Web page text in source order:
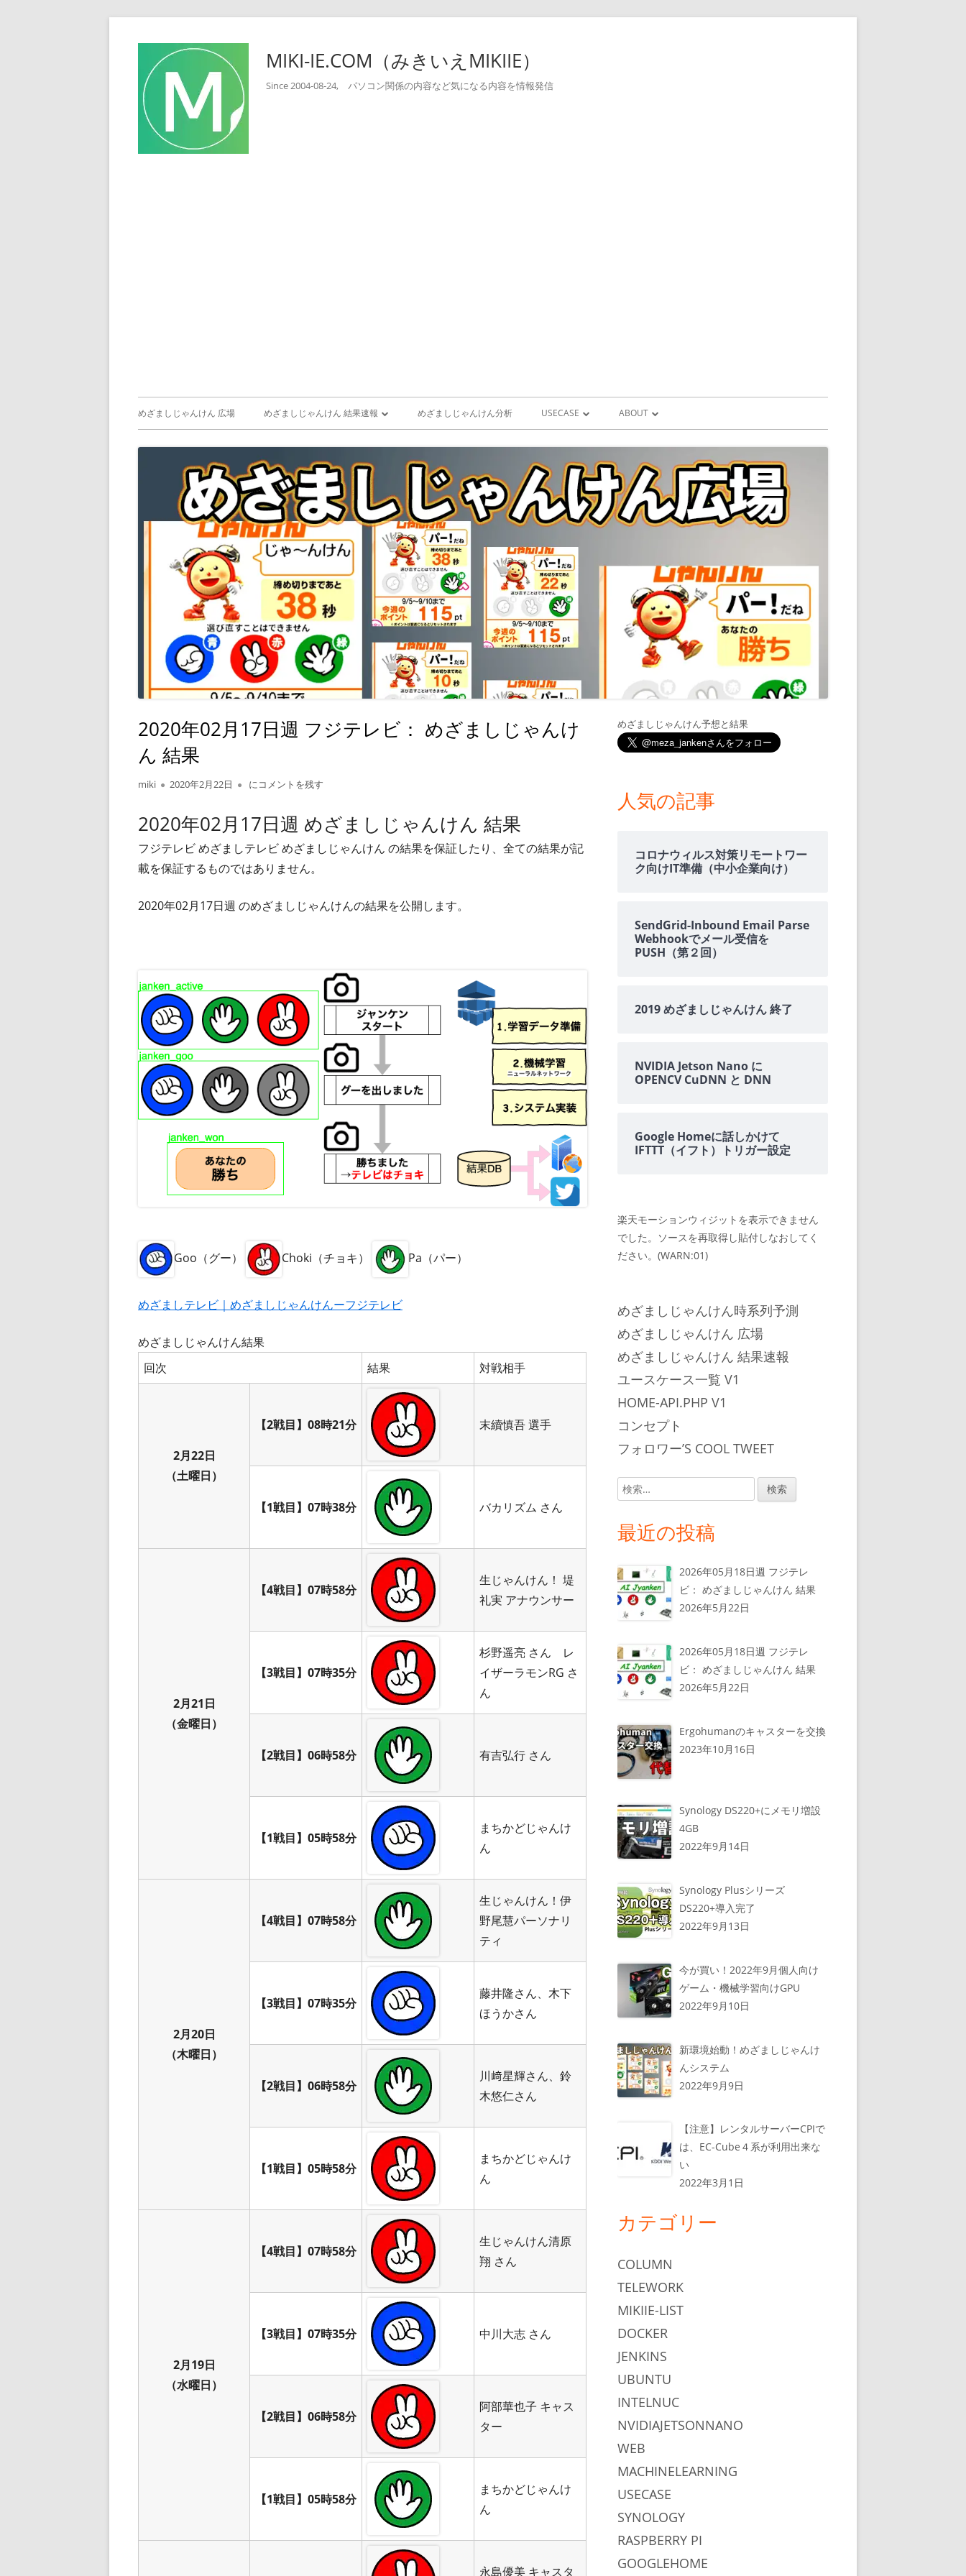
MIKI-IE.COM（みきいえMIKIIE）
Since 2004-08-24, パソコン関係の内容など気になる内容を情報発信
メ
イ
ニ
ュ
ー
めざましじゃんけん 広場 めざましじゃんけん 結果速報
じゃんけん ）
めざましじゃんけん分析 USECASE
ユースケース一覧 V1
雨が降り出す前に通知①GOOGLE HOME
スピーカーとライン通知
GOOGLE HOME音声コマンドで、パソコ
ンをシャットダウンする
GOOGLE HOME音声コマンドで、パソコ
ンを起動する
室温上昇（30℃）でLINE通知
LINE通知
電車遅延情報をGOOGLE HOME
NOTIFIERでアナウンス
雨が降り出す前に通知②ピンポイント雨予
ABOUT
MISSION
2020年02月17日週 フジテレビ： めざましじゃんけ
ん 結果
作
者
miki
公
日
2020年2月22日 2020年02月17日週 フジテレビ： めざましじゃんけん 結果
にコメントを残す
2020年02月17日週 めざましじゃんけん 結果
フジテレビ めざましテレビ めざましじゃんけん の結果を保証したり、全ての結果が記
載を保証するものではありません。
2020年02月17日週 のめざましじゃんけんの結果を公開します。
Goo（グー） Choki（チョキ） Pa（パー）
めざましテレビ｜めざましじゃんけんーフジテレビ
めざましじゃんけん結果
回次
結果 対戦相手
2月22日
（土曜日）
【2戦目】08時21分 末續慎吾 選手
【1戦目】07時38分 バカリズム さん
2月21日
（金曜日）
【4戦目】07時58分
生じゃんけん！ 堤
礼実 アナウンサー
【3戦目】07時35分
杉野遥亮 さん レ
イザーラモンRG さ
ん
【2戦目】06時58分 有吉弘行 さん
【1戦目】05時58分
まちかどじゃんけ
ん
2月20日
（木曜日）
【4戦目】07時58分
生じゃんけん！伊
野尾慧パーソナリ
ティ
【3戦目】07時35分
藤井隆さん、木下
ほうかさん
【2戦目】06時58分
川﨑星輝さん、鈴
木悠仁さん
【1戦目】05時58分
まちかどじゃんけ
ん
2月19日
（水曜日）
【4戦目】07時58分
生じゃんけん清原
翔 さん
【3戦目】07時35分 中川大志 さん
【2戦目】06時58分
阿部華也子 キャス
ター
【1戦目】05時58分
まちかどじゃんけ
ん
永島優美 キャスタ
メ
ン
めざましじゃんけん予想と結果
人気の記事
コロナウィルス対策リモートワー
ク向けIT準備（中小企業向け）
SendGrid-Inbound Email Parse
Webhookでメール受信を
PUSH（第２回）
2019 めざましじゃんけん 終了
NVIDIA Jetson Nano に
OPENCV CuDNN と DNN
Google Homeに話しかけて
IFTTT（イフト）トリガー設定
楽天モーションウィジットを表示できません
でした。ソースを再取得し貼付しなおしてく
ださい。(WARN:01)
めざましじゃんけん時系列予測
めざましじゃんけん 広場
めざましじゃんけん 結果速報
ユースケース一覧 V1
HOME-API.PHP V1
コンセプト
フォロワー’S COOL TWEET
検
索:
最近の投稿
2026年05月18日週 フジテレ
ビ： めざましじゃんけん 結果
2026年5月22日
2026年05月18日週 フジテレ
ビ： めざましじゃんけん 結果
2026年5月22日
Ergohumanのキャスターを交換
2023年10月16日
Synology DS220+にメモリ増設
4GB
2022年9月14日
Synology Plusシリーズ
DS220+導入完了
2022年9月13日
今が買い！2022年9月個人向け
ゲーム・機械学習向けGPU
2022年9月10日
新環境始動！めざましじゃんけ
んシステム
2022年9月9日
【注意】レンタルサーバーCPIで
は、EC-Cube４系が利用出来な
い
2022年3月1日
カテゴリー
COLUMN
TELEWORK
MIKIIE-LIST
DOCKER
JENKINS
UBUNTU
INTELNUC
NVIDIAJETSONNANO
WEB
MACHINELEARNING
USECASE
SYNOLOGY
RASPBERRY PI
GOOGLEHOME